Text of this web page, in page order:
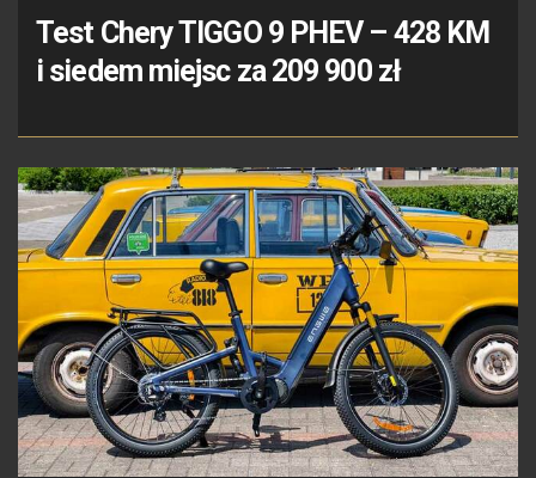
Test Chery TIGGO 9 PHEV – 428 KM
i siedem miejsc za 209 900 zł